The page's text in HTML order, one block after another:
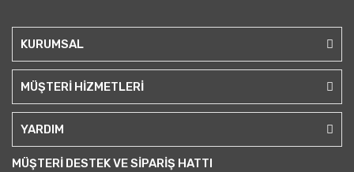
KURUMSAL
MÜŞTERİ HİZMETLERİ
YARDIM
MÜŞTERİ DESTEK VE SİPARİŞ HATTI